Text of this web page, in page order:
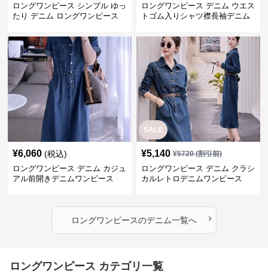
ロングワンピース シンプル ゆっ
たり デニム ロングワンピース
ロングワンピース デニム ウエス
トゴム入りシャツ襟長袖デニム
¥6,060 (税込)
ロングワンピース デニム カジュ
アル前開きデニムワンピース
SALE
¥5,140 ¥5720(割引前)
ロングワンピース デニム クラシ
カルレトロデニムワンピース
ロングワンピースのデニム一覧へ ›
ロングワンピース カテゴリ一覧